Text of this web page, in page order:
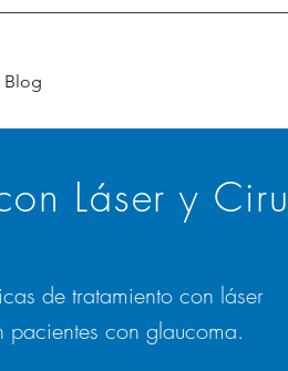
Blog
Láser y
de tratamiento con láser
con glaucoma.